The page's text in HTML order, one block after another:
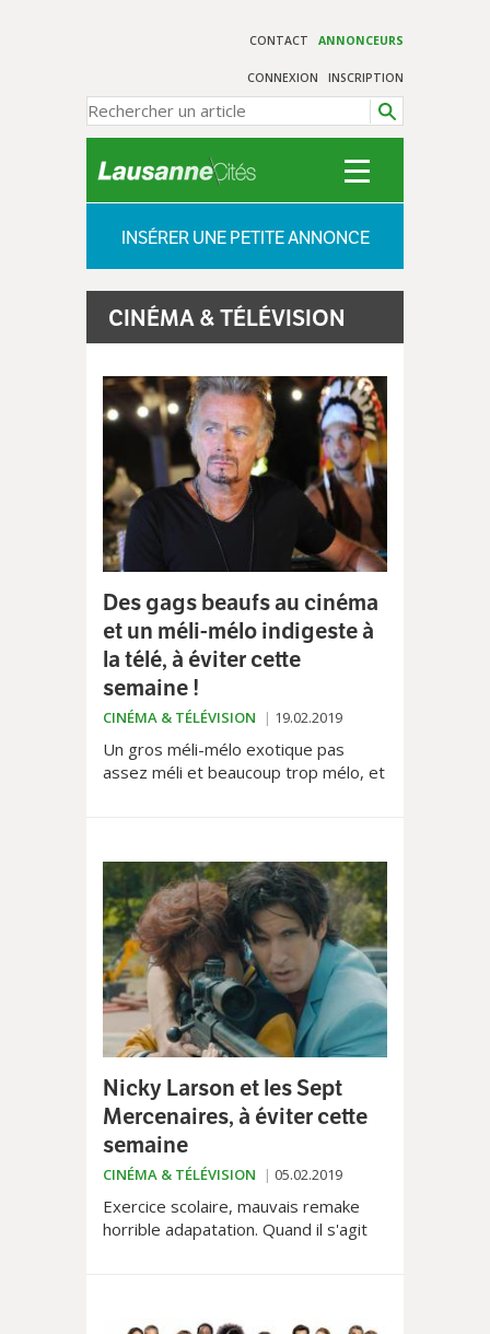
CONTACT ANNONCEURS
CONNEXION INSCRIPTION
INSÉRER UNE PETITE ANNONCE
CINÉMA & TÉLÉVISION
Des gags beaufs au cinéma
et un méli-mélo indigeste à
la télé, à éviter cette
semaine !
CINÉMA & TÉLÉVISION 19.02.2019
Un gros méli-mélo exotique pas
assez méli et beaucoup trop mélo, et
propose d'éviter cette semaine au
cinéma et à la télé...
Nicky Larson et les Sept
Mercenaires, à éviter cette
semaine
CINÉMA & TÉLÉVISION 05.02.2019
Exercice scolaire, mauvais remake
horrible adapatation. Quand il s'agit